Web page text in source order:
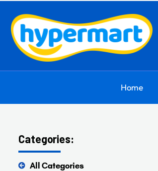
Home
Categories:
All Categories